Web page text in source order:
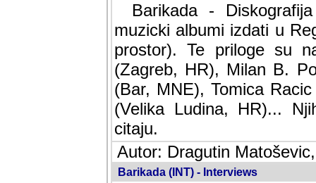
Barikada -
muzicki albumi izdati u
prostor). Te priloge su
(Zagreb, HR), Milan B.
(Bar, MNE), Tomica
(Velika Ludina, HR)...
citaju.
Autor: Dragutin
Barikada (INT) - Interviews